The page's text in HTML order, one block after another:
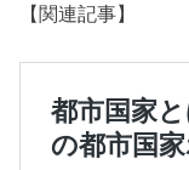
【関連記事】